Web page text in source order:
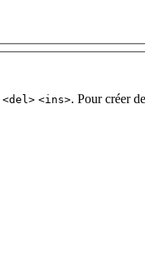
<del> <ins>. Pour créer